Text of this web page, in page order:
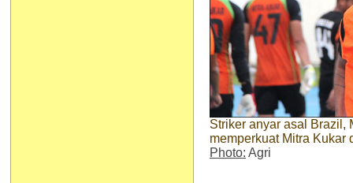
Striker anyar asal Brazil,
memperkuat Mitra Kukar
Photo: Agri